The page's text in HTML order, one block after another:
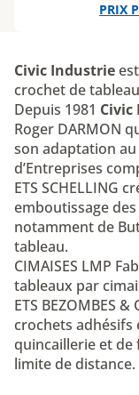
PRIX
Civic Industrie
crochet de
Depuis 1981
Roger DARMON
son adaptation
d’Entreprises
ETS SCHELLING
emboutissage
notamment de
tableau.
CIMAISES LMP
tableaux par
ETS BEZOMBES
crochets adhésifs
quincaillerie et de
limite de distance.